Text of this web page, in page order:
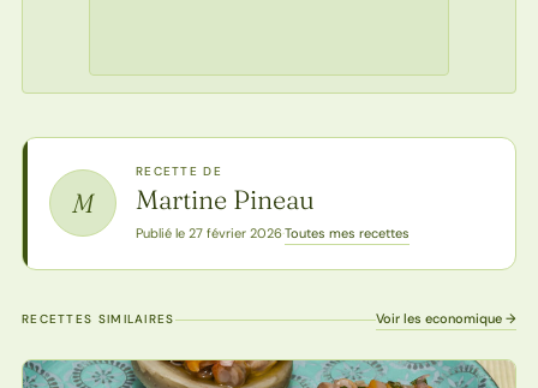
M
RECETTE DE
Martine Pineau
Publié le 27 février 2026·Toutes mes recettes
RECETTES SIMILAIRES Voir les economique →